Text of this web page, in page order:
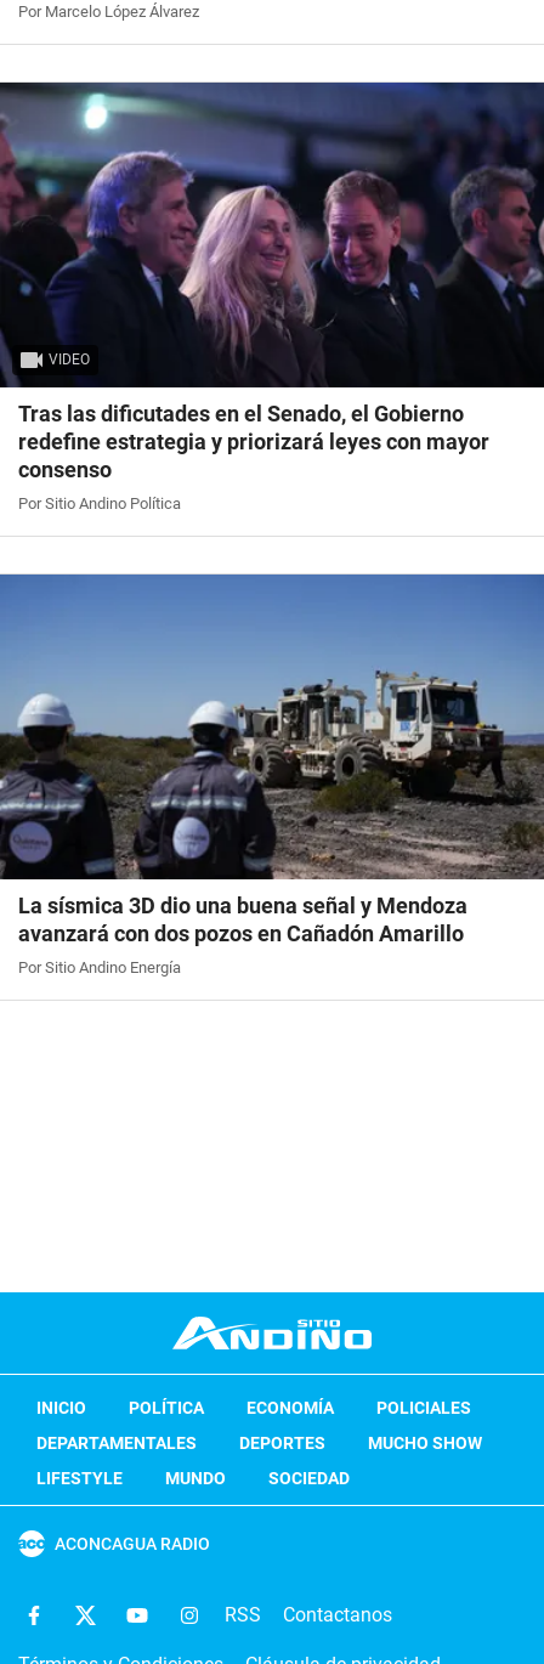
Por Marcelo López Álvarez
VIDEO
Tras las dificutades en el Senado, el Gobierno
redefine estrategia y priorizará leyes con mayor
consenso
Por Sitio Andino Política
La sísmica 3D dio una buena señal y Mendoza
avanzará con dos pozos en Cañadón Amarillo
Por Sitio Andino Energía
INICIO POLÍTICA ECONOMÍA
POLICIALES
DEPARTAMENTALES
DEPORTES
MUCHO SHOW
LIFESTYLE
MUNDO SOCIEDAD
ACONCAGUA RADIO
RSS Contactanos